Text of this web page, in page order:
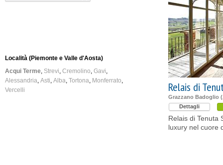
Relais di
Grazzano Badoglio
Dettagli
Relais di Tenuta
luxury nel cuore
Località (Piemonte e Valle d'Aosta)
Acqui Terme Strevi Cremolino Gavi
Alessandria Asti Alba Tortona Monferrato
Vercelli